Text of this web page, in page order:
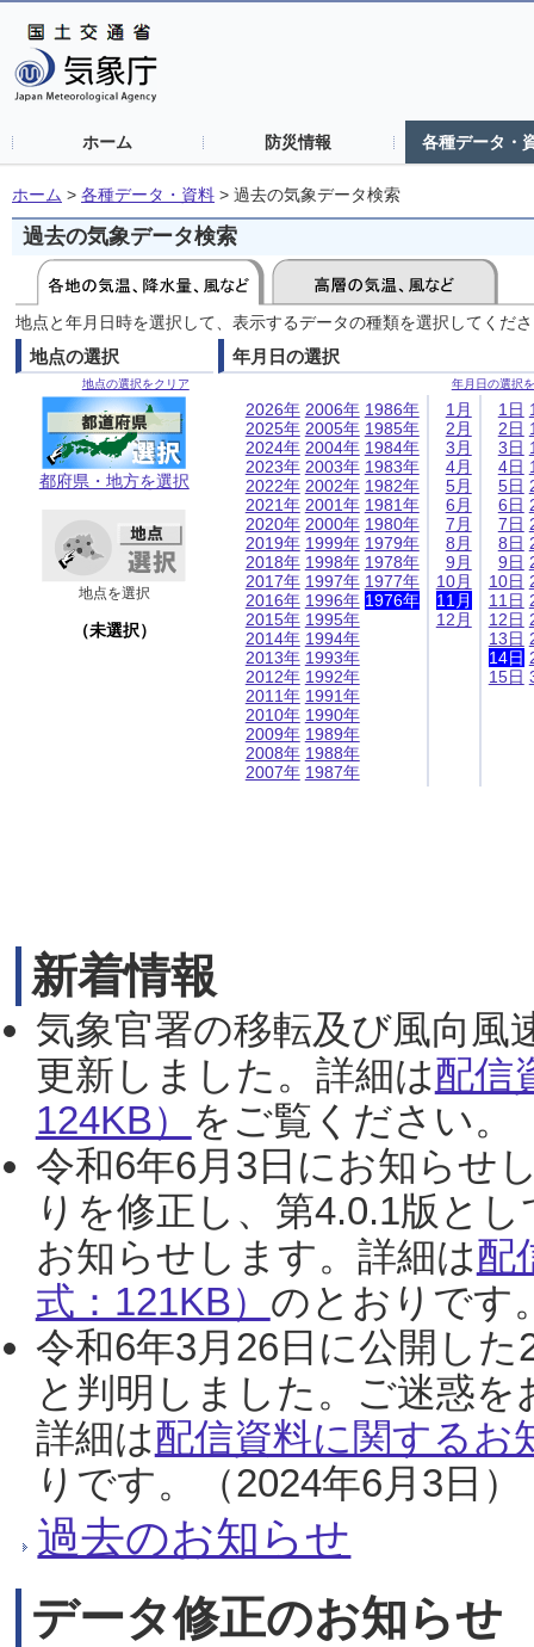
ホーム 防災情報 各種データ・
ホーム > 各種データ・資料 > 過去の気象データ検索
過去の気象データ検索
地点と年月日時を選択して、表示するデータの種類を選択してくだ
地点の選択
地点の選択をクリア
都府県・地方を選択
地点を選択
（未選択）
年月日の選択
年月日の選択
2026年
2025年
2024年
2023年
2022年
2021年
2020年
2019年
2018年
2017年
2016年
2015年
2014年
2013年
2012年
2011年
2010年
2009年
2008年
2007年
2006年
2005年
2004年
2003年
2002年
2001年
2000年
1999年
1998年
1997年
1996年
1995年
1994年
1993年
1992年
1991年
1990年
1989年
1988年
1987年
1986年
1985年
1984年
1983年
1982年
1981年
1980年
1979年
1978年
1977年
1976年
1月
2月
3月
4月
5月
6月
7月
8月
9月
10月
11月
12月
1日
2日
3日
4日
5日
6日
7日
8日
9日
10日
11日
12日
13日
14日
15日
新着情報
気象官署の移転及び風向風
更新しました。詳細は配信
124KB） をご覧ください。
令和6年6月3日にお知らせ
りを修正し、第4.0.1版と
お知らせします。詳細は配
式：121KB） のとおりです
令和6年3月26日に公開し
と判明しました。ご迷惑
詳細は配信資料に関するお
りです。（2024年6月3日）
過去のお知らせ
データ修正のお知らせ